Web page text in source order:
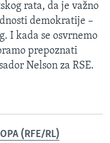
rata, da je važno
demokratije –
I kada se osvrnemo
prepoznati
Nelson za RSE.
(RFE/RL)